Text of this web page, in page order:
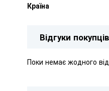
Країна
Відгуки покупців
Поки немає жодного